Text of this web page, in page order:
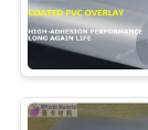
PRIVACY
POLICY